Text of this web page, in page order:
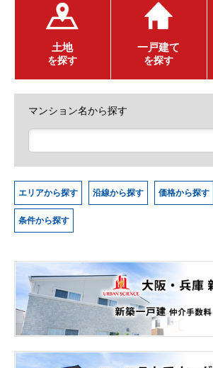
土地
を探す
一戸建て
を探す
マンション名から探す
エリアから探す 沿線から探す 価格から探す
条件から探す